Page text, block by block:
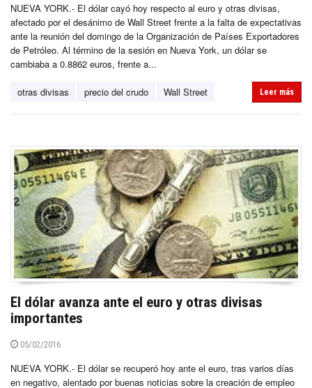
NUEVA YORK.- El dólar cayó hoy respecto al euro y otras divisas,
afectado por el desánimo de Wall Street frente a la falta de expectativas
ante la reunión del domingo de la Organización de Países Exportadores
de Petróleo. Al término de la sesión en Nueva York, un dólar se
cambiaba a 0.8862 euros, frente a...
otras divisas precio del crudo Wall Street Leer más
El dólar avanza ante el euro y otras divisas
importantes
05/02/2016
NUEVA YORK.- El dólar se recuperó hoy ante el euro, tras varios días
en negativo, alentado por buenas noticias sobre la creación de empleo